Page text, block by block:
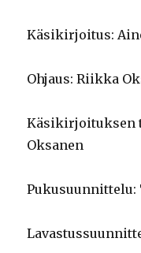
Käsikirjoitus:
Ohjaus: Riikka
Käsikirjoituksen
Oksanen
Pukusuunnittelu: